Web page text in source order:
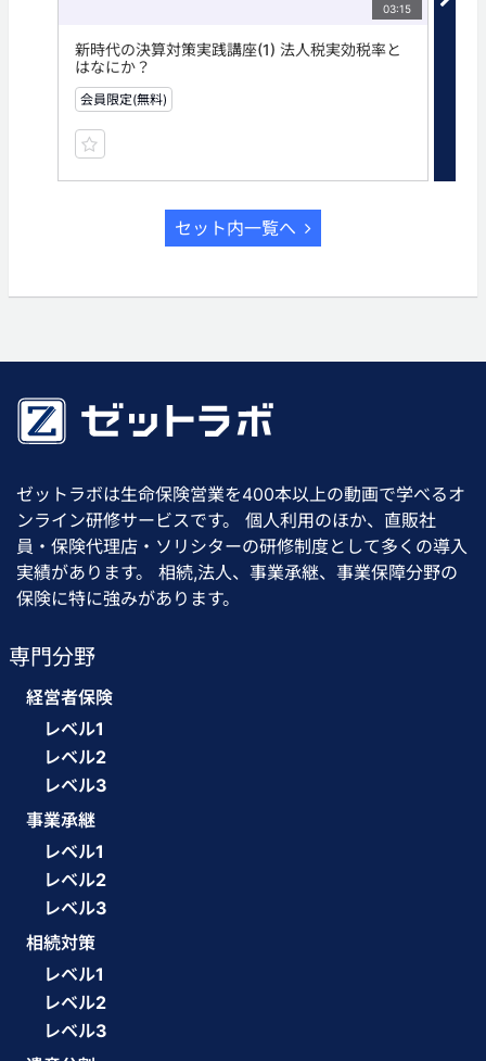
03:15
新時代の決算対策実践講座(1) 法人税実効税率と
はなにか？
会員限定(無料)
セット内一覧へ
ゼットラボは生命保険営業を400本以上の動画で学べるオ
ンライン研修サービスです。 個人利用のほか、直販社
員・保険代理店・ソリシターの研修制度として多くの導入
実績があります。 相続,法人、事業承継、事業保障分野の
保険に特に強みがあります。
専門分野
経営者保険
レベル1
レベル2
レベル3
事業承継
レベル1
レベル2
レベル3
相続対策
レベル1
レベル2
レベル3